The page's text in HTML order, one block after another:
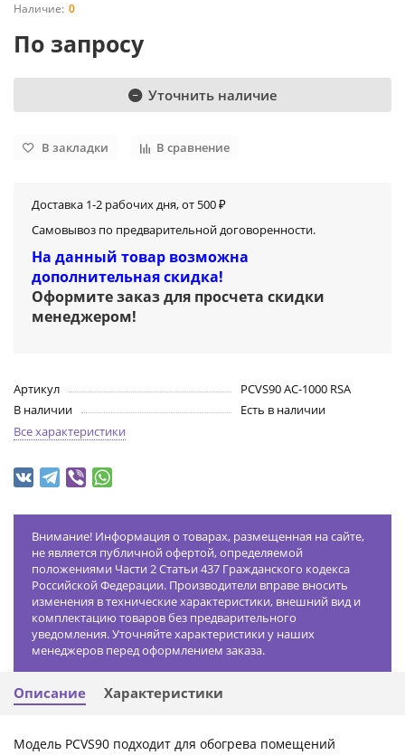
0
По запросу
Уточнить наличие
В закладки В сравнение
Доставка 1-2 рабочих дня, от 500 ₽
Самовывоз по предварительной договоренности.
На данный товар возможна
дополнительная скидка!
Оформите заказ для просчета скидки
менеджером!
Артикул
PCVS90 AC-1000 RSA
В наличии
Есть в наличии
Все характеристики
Внимание! Информация о товарах, размещенная на сайте,
не является публичной офертой, определяемой
положениями Части 2 Статьи 437 Гражданского кодекса
Российской Федерации. Производители вправе вносить
изменения в технические характеристики, внешний вид и
комплектацию товаров без предварительного
уведомления. Уточняйте характеристики у наших
менеджеров перед оформлением заказа.
Описание Характеристики
Модель PCVS90 подходит для обогрева помещений